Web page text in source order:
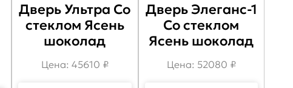
Дверь Ультра Со
стеклом Ясень
шоколад
Цена: 45610 ₽
Дверь Элеганс-1
Со стеклом
Ясень шоколад
Цена: 52080 ₽